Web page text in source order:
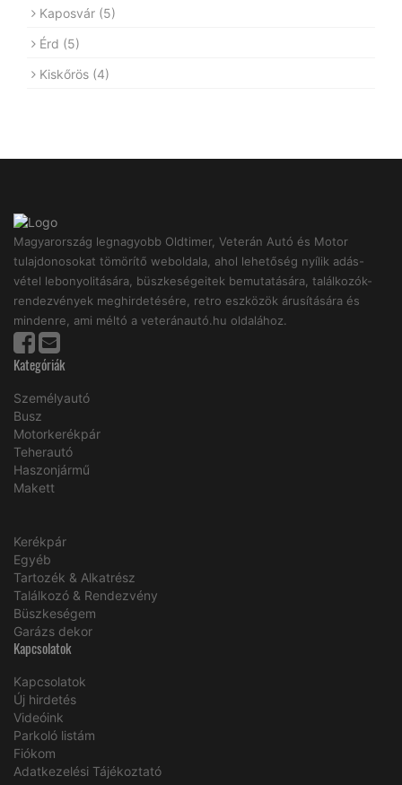
Kaposvár (5)
Érd (5)
Kiskőrös (4)
Magyarország legnagyobb Oldtimer, Veterán Autó és Motor
tulajdonosokat tömörítő weboldala, ahol lehetőség nyílik adás-
vétel lebonyolitására, büszkeségeitek bemutatására, találkozók-
rendezvények meghirdetésére, retro eszközök árusítására és
mindenre, ami méltó a veteránautó.hu oldalához.
Kategóriák
Személyautó
Busz
Motorkerékpár
Teherautó
Haszonjármű
Makett
Kerékpár
Egyéb
Tartozék & Alkatrész
Találkozó & Rendezvény
Büszkeségem
Garázs dekor
Kapcsolatok
Kapcsolatok
Új hirdetés
Videóink
Parkoló listám
Fiókom
Adatkezelési Tájékoztató